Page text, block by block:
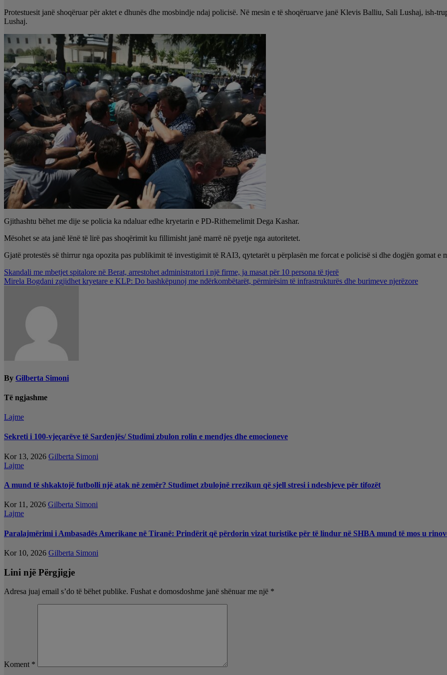
Protestuesit janë shoqëruar për aktet e dhunës dhe mosbindje ndaj policisë. Në mesin e të shoqëruarve janë Klevis Balliu, Sali Lushaj, ish-
Lushaj.
Gjithashtu bëhet me dije se policia ka ndaluar edhe kryetarin e PD-Rithemelimit Dega Kashar.
Mësohet se ata janë lënë të lirë pas shoqërimit ku fillimisht janë marrë në pyetje nga autoritetet.
Gjatë protestës së thirrur nga opozita pas publikimit të investigimit të RAI3, qytetarët u përplasën me forcat e policisë si dhe dogjën gomat e
Lëvizje
te
Skandali me mbetjet spitalore në Berat, arrestohet administratori i një firme, ja masat për 10 persona të tjerë
Mirela Bogdani zgjidhet kryetare e KLP: Do bashkëpunoj me ndërkombëtarët, përmirësim të infrastrukturës dhe burimeve njerëzore
By Gilberta Simoni
Të ngjashme
Lajme
Sekreti i 100-vjeçarëve të Sardenjës/ Studimi zbulon rolin e mendjes dhe emocioneve
Kor 13, 2026 Gilberta Simoni
Lajme
A mund të shkaktojë futbolli një atak në zemër? Studimet zbulojnë rrezikun që sjell stresi i ndeshjeve për tifozët
Kor 11, 2026 Gilberta Simoni
Lajme
Paralajmërimi i Ambasadës Amerikane në Tiranë: Prindërit që përdorin vizat turistike për të lindur në SHBA mund të mos u
Kor 10, 2026 Gilberta Simoni
Lini një Përgjigje
Adresa juaj email s’do të bëhet publike. Fushat e domosdoshme janë shënuar me një *
Koment *